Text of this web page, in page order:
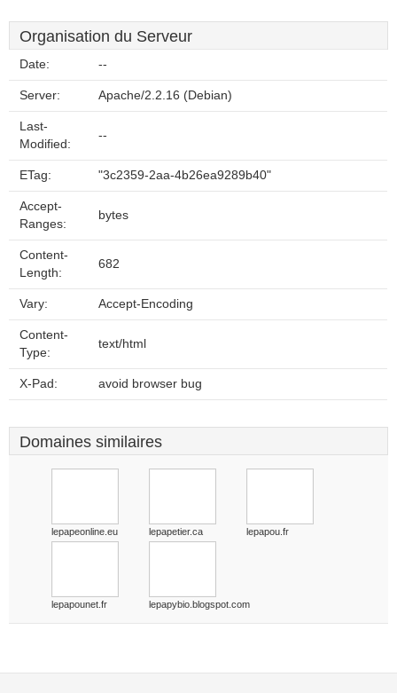
Organisation du Serveur
Date: --
Server: Apache/2.2.16 (Debian)
Last-
Modified:
--
ETag: "3c2359-2aa-4b26ea9289b40"
Accept-
Ranges:
bytes
Content-
Length:
682
Vary: Accept-Encoding
Content-
Type:
text/html
X-Pad: avoid browser bug
Domaines similaires
lepapeonline.eu lepapetier.ca lepapou.fr
lepapounet.fr lepapybio.blogspot.com